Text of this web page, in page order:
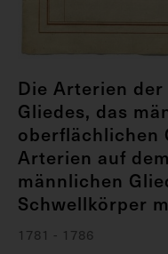
Die Arterien
Gliedes, das
oberflächlichen
Arterien auf
männlichen
Schwellkörper
1781 - 1786